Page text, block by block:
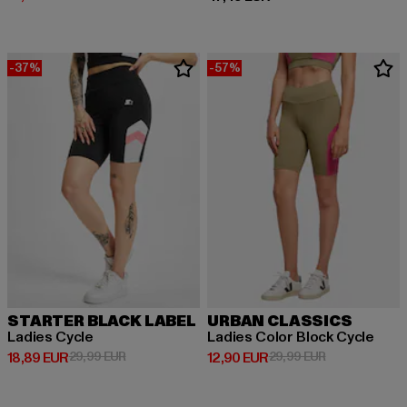
-37%
STARTER BLACK LABEL
Ladies Cycle
18,89 EUR
Derzeitiger Preis: 18,89 EUR
29,99 EURAktionspreis: 29,99 EUR
-57%
URBAN CLASSICS
Ladies Color Block Cycle
12,90 EUR
Derzeitiger Preis: 12,90 EUR
29,99 EURAktionspreis: